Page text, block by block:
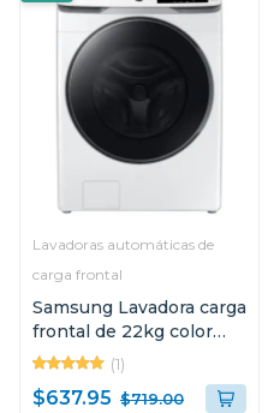
Lavadoras automáticas de
carga frontal
Samsung Lavadora carga
frontal de 22kg color
blanco wf22c6400aw
(1)
$637.95 $719.00